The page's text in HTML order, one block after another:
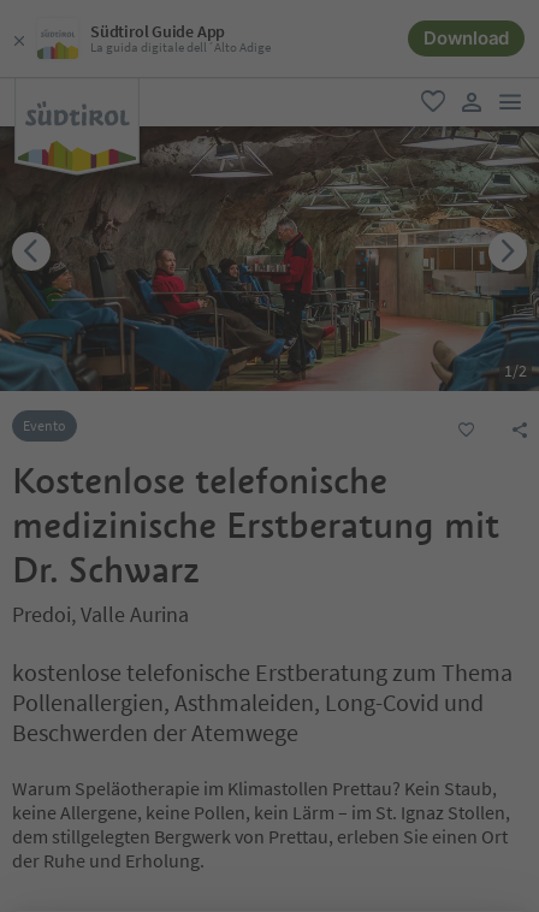
Südtirol Guide App
La guida digitale dell´Alto Adige Download
favoriti
user link
1/2
Evento
Kostenlose telefonische
medizinische Erstberatung mit
Dr. Schwarz
Predoi, Valle Aurina
kostenlose telefonische Erstberatung zum Thema
Pollenallergien, Asthmaleiden, Long-Covid und
Beschwerden der Atemwege
Warum Speläotherapie im Klimastollen Prettau? Kein Staub,
keine Allergene, keine Pollen, kein Lärm – im St. Ignaz Stollen,
dem stillgelegten Bergwerk von Prettau, erleben Sie einen Ort
der Ruhe und Erholung.